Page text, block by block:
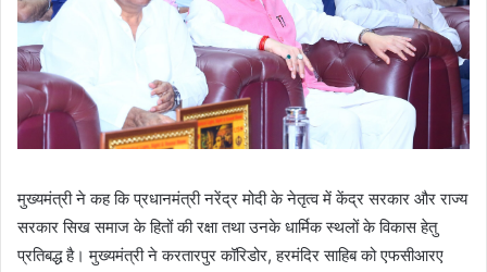
मुख्यमंत्री ने कह कि प्रधानमंत्री नरेंद्र मोदी के नेतृत्व में केंद्र सरकार और राज्य
सरकार सिख समाज के हितों की रक्षा तथा उनके धार्मिक स्थलों के विकास हेतु
प्रतिबद्ध है। मुख्यमंत्री ने करतारपुर कॉरिडोर, हरमंदिर साहिब को एफसीआरए